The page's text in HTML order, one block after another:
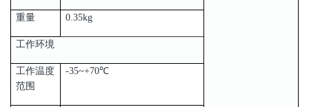
重量 0.35kg
工作环境
工作温度
范围
-35~+70℃